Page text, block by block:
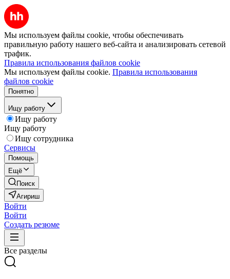
Мы используем файлы cookie, чтобы обеспечивать
правильную работу нашего веб-сайта и анализировать сетевой
трафик.
Правила использования файлов cookie
Мы используем файлы cookie. Правила использования
файлов cookie
Понятно
Ищу работу
Ищу работу
Ищу работу
Ищу сотрудника
Сервисы
Помощь
Ещё
Поиск
Агириш
Войти
Войти
Создать резюме
Все разделы